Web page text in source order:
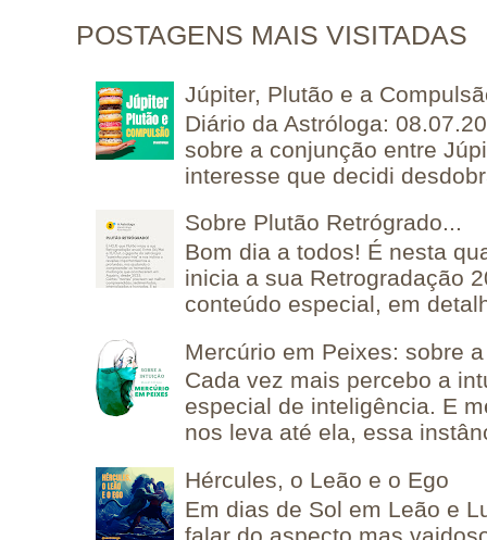
POSTAGENS MAIS VISITADAS
Júpiter, Plutão e a
Diário da Astróloga:
sobre a conjunção entre
interesse que decidi
Sobre Plutão Retrógrado...
Bom dia a todos! É nesta
inicia a sua Retrogradação
conteúdo especial, em
Mercúrio em Peixes: sobre
Cada vez mais percebo a
especial de inteligência. E
nos leva até ela, essa
Hércules, o Leão e o Ego
Em dias de Sol em Leão e
falar do aspecto mas